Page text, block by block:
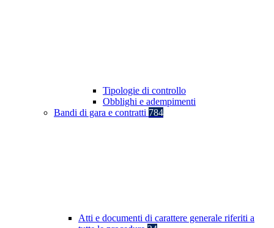
Tipologie di controllo
Obblighi e adempimenti
Bandi di gara e contratti 784
Atti e documenti di carattere generale riferiti a